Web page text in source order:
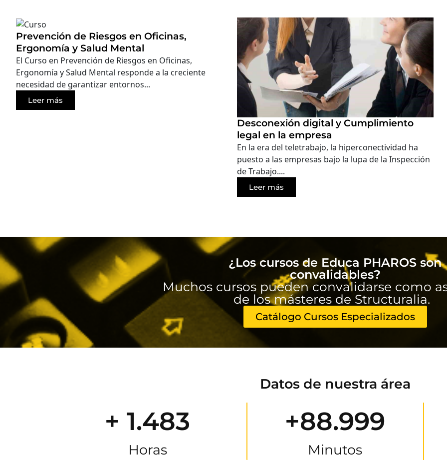
Prevención de Riesgos en Oficinas,
Ergonomía y Salud Mental
El Curso en Prevención de Riesgos en Oficinas,
Ergonomía y Salud Mental responde a la creciente
necesidad de garantizar entornos...
Leer más
Desconexión digital y Cumplimiento
legal en la empresa
En la era del teletrabajo, la hiperconectividad ha
puesto a las empresas bajo la lupa de la Inspección
de Trabajo....
Leer más
¿Los cursos de Educa PHAROS son
convalidables?
Muchos cursos pueden convalidarse como
de los másteres de Structuralia.
Catálogo Cursos Especializados
Datos de nuestra área
+ 1.483
Horas
+88.999
Minutos